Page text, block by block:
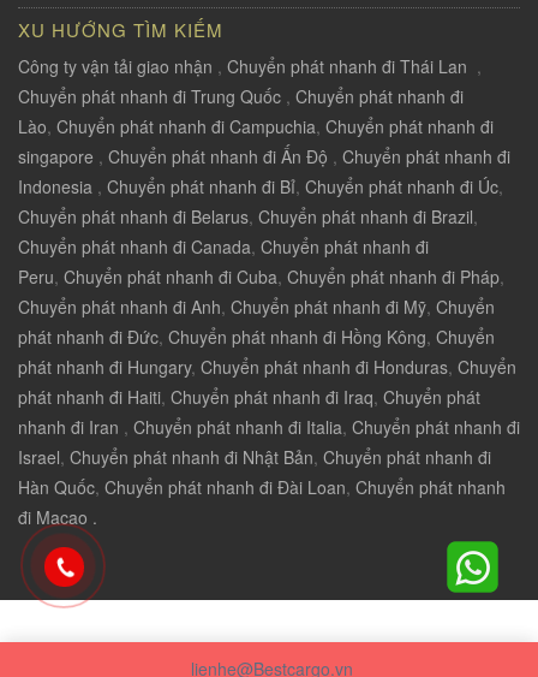
XU HƯỚNG TÌM KIẾM
Công ty vận tải giao nhận , Chuyển phát nhanh đi Thái Lan ,
Chuyển phát nhanh đi Trung Quốc , Chuyển phát nhanh đi
Lào, Chuyển phát nhanh đi Campuchia, Chuyển phát nhanh đi
singapore , Chuyển phát nhanh đi Ấn Độ , Chuyển phát nhanh đi
Indonesia , Chuyển phát nhanh đi Bỉ, Chuyển phát nhanh đi Úc,
Chuyển phát nhanh đi Belarus, Chuyển phát nhanh đi Brazil,
Chuyển phát nhanh đi Canada, Chuyển phát nhanh đi
Peru, Chuyển phát nhanh đi Cuba, Chuyển phát nhanh đi Pháp,
Chuyển phát nhanh đi Anh, Chuyển phát nhanh đi Mỹ, Chuyển
phát nhanh đi Đức, Chuyển phát nhanh đi Hồng Kông, Chuyển
phát nhanh đi Hungary, Chuyển phát nhanh đi Honduras, Chuyển
phát nhanh đi Haiti, Chuyển phát nhanh đi Iraq, Chuyển phát
nhanh đi Iran , Chuyển phát nhanh đi Italia, Chuyển phát nhanh đi
Israel, Chuyển phát nhanh đi Nhật Bản, Chuyển phát nhanh đi
Hàn Quốc, Chuyển phát nhanh đi Đài Loan, Chuyển phát nhanh
đi Macao .
lienhe@Bestcargo.vn